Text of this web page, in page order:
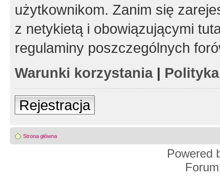
użytkownikom. Zanim się
z netykietą i obowiązującymi
regulaminy poszczególnych
Warunki korzystania|
Rejestracja
Strona główna
Powered